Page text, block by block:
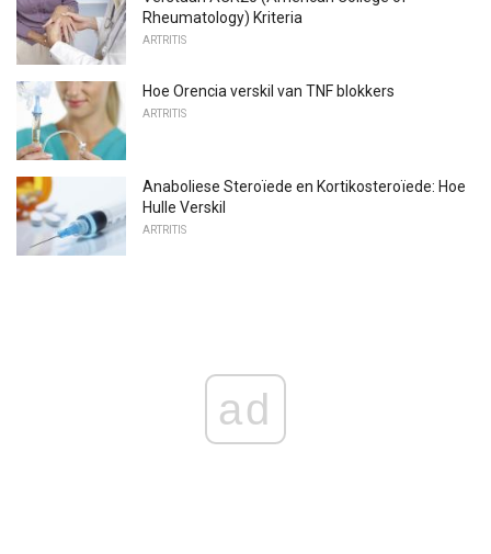
Rheumatology) Kriteria
ARTRITIS
Hoe Orencia verskil van TNF blokkers
ARTRITIS
Anaboliese Steroïede en Kortikosteroïede: Hoe
Hulle Verskil
ARTRITIS
ad